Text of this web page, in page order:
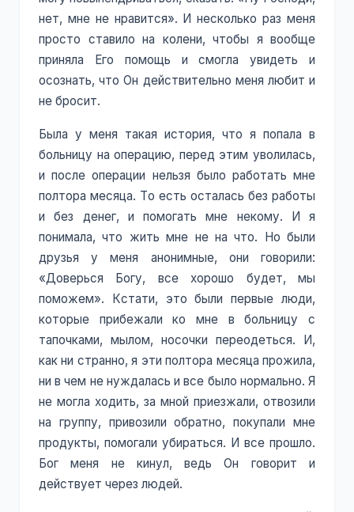
нет, мне не нравится». И несколько раз меня
просто ставило на колени, чтобы я вообще
приняла Его помощь и смогла увидеть и
осознать, что Он действительно меня любит и
не бросит.
Была у меня такая история, что я попала в
больницу на операцию, перед этим уволилась,
и после операции нельзя было работать мне
полтора месяца. То есть осталась без работы
и без денег, и помогать мне некому. И я
понимала, что жить мне не на что. Но были
друзья у меня анонимные, они говорили:
«Доверься Богу, все хорошо будет, мы
поможем». Кстати, это были первые люди,
которые прибежали ко мне в больницу с
тапочками, мылом, носочки переодеться. И,
как ни странно, я эти полтора месяца прожила,
ни в чем не нуждалась и все было нормально. Я
не могла ходить, за мной приезжали, отвозили
на группу, привозили обратно, покупали мне
продукты, помогали убираться. И все прошло.
Бог меня не кинул, ведь Он говорит и
действует через людей.